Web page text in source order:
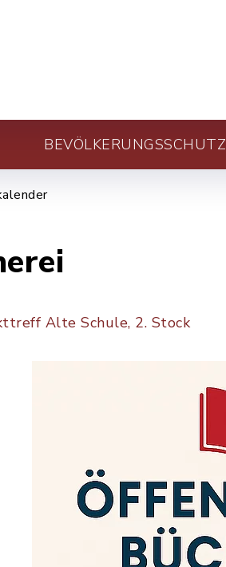
BEVÖLKERUNGSSCHUTZ
Alte Schule, 2. Stock